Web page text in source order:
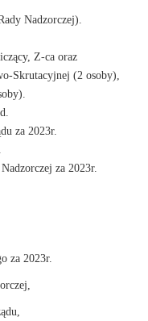
Nadzorczej).
Z-ca oraz
Skrutacyjnej (2 osoby),
za 2023r.
za 2023r.
za 2023r.